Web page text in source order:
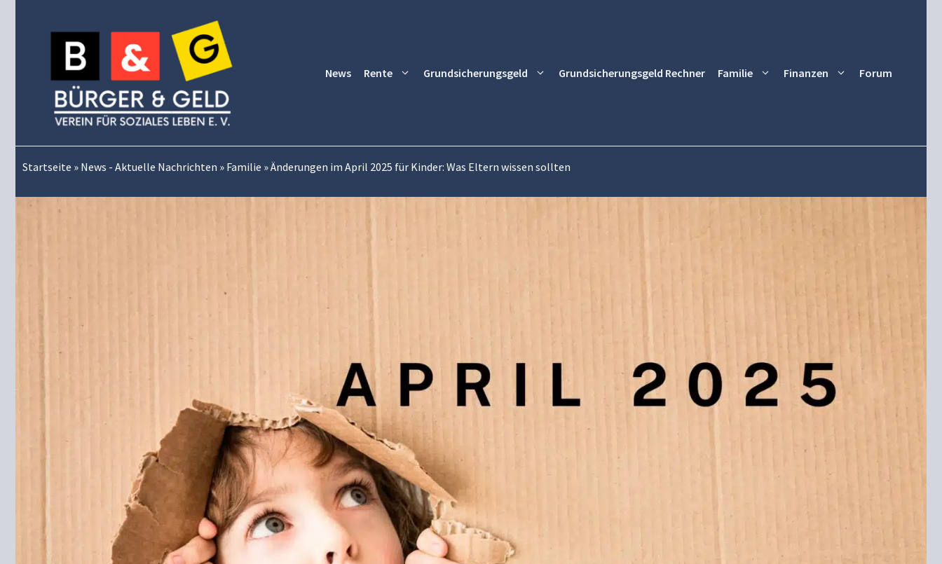
News Rente Grundsicherungsgeld Grundsicherungsgeld Rechner Familie Finanzen Forum
Startseite » News - Aktuelle Nachrichten » Familie »Änderungen im April 2025 für Kinder: Was Eltern wissen sollten